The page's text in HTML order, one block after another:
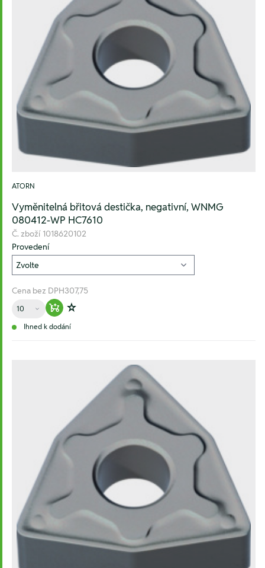
ATORN
Vyměnitelná břitová destička, negativní, WNMG
080412-WP HC7610
Č. zboží 1018620102
Provedení
Cena bez DPH307,75
Množství
Warenkorb hinzufügen
Zur Wunschliste hinzufügen
Ihned k dodání